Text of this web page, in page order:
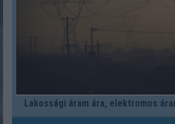
Lakossági áram ára, elektromos